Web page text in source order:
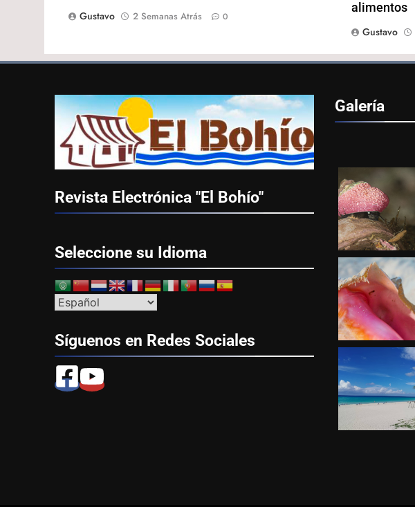
Gustavo
2 Semanas Atrás 0
alimentos
Gustavo
Revista Electrónica "El Bohío"
Seleccione su Idioma
Síguenos en Redes Sociales
Galería